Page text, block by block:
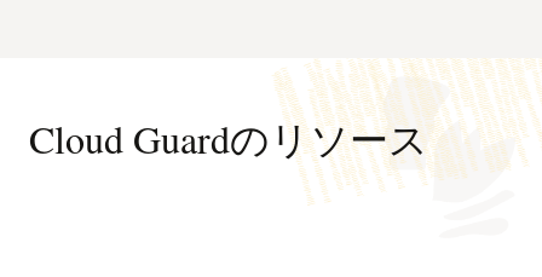
Cloud Guardのリソース